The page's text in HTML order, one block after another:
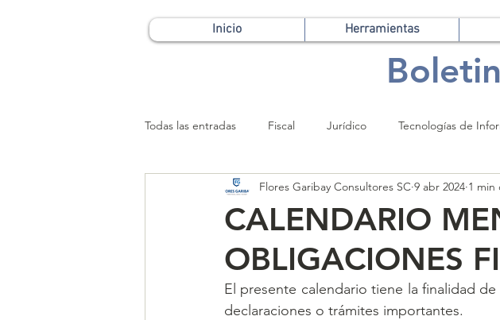
Inicio Herramientas
Todas las entradas Fiscal Jurídico Tecnologías de
Patrimonial
CALENDARIO
OBLIGACIONES
Flores Garibay Consultores SC 9 abr 2024 1 min
El presente calendario tiene la finalidad
declaraciones o trámites importantes.